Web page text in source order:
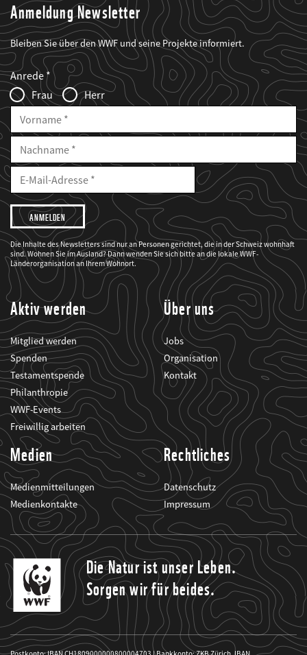
Anmeldung Newsletter
Bleiben Sie über den WWF und seine Projekte informiert.
Web2Case
Infofelder
Fieldset
anrede_name
Anrede
Frau
Herr
Vorname
Nachname
E-
Mailadresse
E-
Adresse
Ich
möchte,
dass
der
WWF
mich
über
seine
Projekte
informiert.
Die Inhalte des Newsletters sind nur an Personen gerichtet, die in der Schweiz wohnhaft
sind. Wohnen Sie im Ausland? Dann wenden Sie sich bitte an die lokale WWF-
Länderorganisation an Ihrem Wohnort.
Aktiv werden
Mitglied werden
Spenden
Testamentspende
Philanthropie
WWF-Events
Freiwillig arbeiten
Über uns
Jobs
Organisation
Kontakt
Medien
Medienmitteilungen
Medienkontakte
Rechtliches
Datenschutz
Impressum
Die Natur ist unser Leben.
Sorgen wir für beides.